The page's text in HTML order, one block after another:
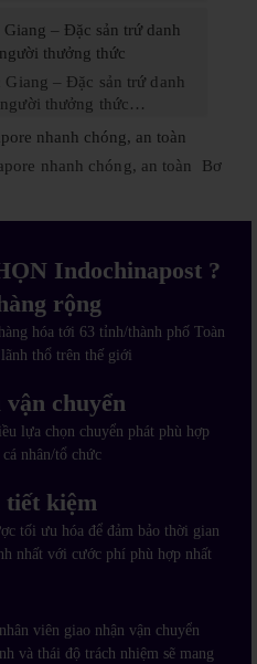
– Đặc sản trứ danh
thưởng thức
Giang – Đặc sản trứ danh
thưởng thức…
nhanh chóng, an toàn
nhanh chóng, an toàn Bơ
Indochinapost ?
rộng
hóa tới 63 tỉnh/thành phố Toàn
thổ trên thế giới
chuyển
lựa chọn chuyển phát phù hợp
nhân/tổ chức
tiết kiệm
tối ưu hóa để đảm bảo thời gian
nhất với cước phí phù hợp nhất
viên giao nhận vận chuyển
và thái độ trách nhiệm sẽ mang